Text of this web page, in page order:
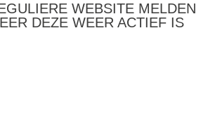
WEBSITE MELDEN
DEZE WEER ACTIEF IS